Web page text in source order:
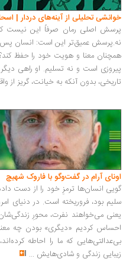
خوانشی تحلیلی از آینه‌های دردار |
پرسش اصلی رمان صرفاً این نیست
نه.پرسش عمیق‌تر این است: انسان
همچنان معنا و هویت خود را حفظ
پیروزی است و نه تسلیم. او راهی
تاریخی، بدون آنکه به خیانت، گریز از
اونای آرام در گفت‌وگو با فاروک شهیچ‭
گویی انسان‌ها ترمزِ خود را از دست
سلیم بود، فروریخته است. در دنیای
یعنی می‌خواهند نفرت، محورِ
احساس کردیم «دیگری» بودن چه
بی‌عدالتی‌هایی که ما را احاطه
زیبایی زندگی و شادی‌هایش ...